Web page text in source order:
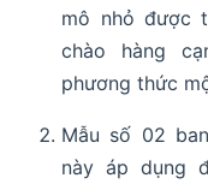
mô nhỏ được
chào hàng
phương thức
Mẫu số 02
này áp dụng